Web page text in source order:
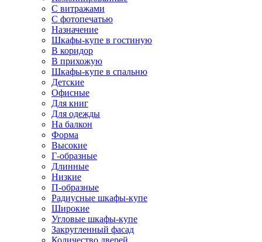
С витражами
С фотопечатью
Назначение
Шкафы-купе в гостиную
В коридор
В прихожую
Шкафы-купе в спальню
Детские
Офисные
Для книг
Для одежды
На балкон
Форма
Высокие
Г-образные
Длинные
Низкие
П-образные
Радиусные шкафы-купе
Широкие
Угловые шкафы-купе
Закругленный фасад
Количество дверей